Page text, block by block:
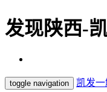
发现陕西-
toggle navigation 凯发